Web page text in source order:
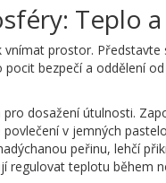
Teplo
prostor. Představte
bezpečí a oddělení
dosažení útulnosti.
povlečení v jemných
peřinu, lehčí
regulovat teplotu během